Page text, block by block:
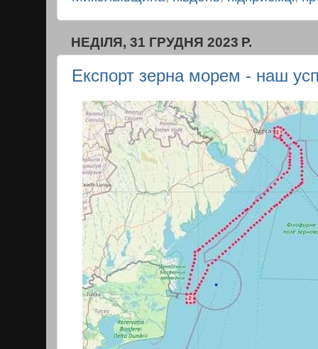
НЕДІЛЯ, 31 ГРУДНЯ 2023 Р.
Експорт зерна морем - наш